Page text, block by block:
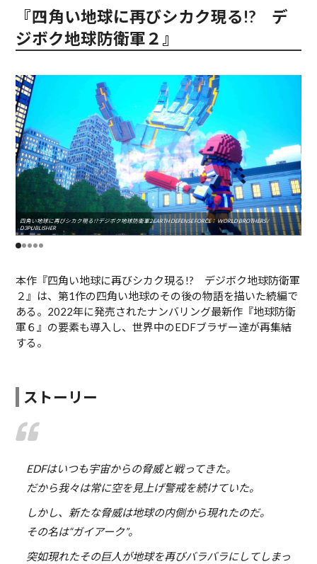
『四角い地球に再びシカク現る!? デ
ジボク地球防衛軍２』
四角い地球に再びシカク現る!? デジボク地球防衛軍2 EARTH DEFENSE FORCE： WORLD BROTHERS /
D3PUBLISHER
本作『四角い地球に再びシカク現る!? デジボク地球防衛軍
２』は、第1作の四角い地球のその後の物語を描いた続編で
ある。2022年に発売されたナンバリング最新作『地球防衛
軍６』の要素も導入し、世界中のEDFブラザー達が再集結
する。
ストーリー
EDFはいつも宇宙からの脅威と戦ってきた。
だから我々は常に空を見上げ警戒を続けていた。
しかし、新たな脅威は地球の内側から現れたのだ。
その名は“ガイアーク”。
突如現れたその巨人が地球を再びバラバラにしてしまっ